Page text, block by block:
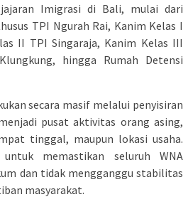
Imigrasi di Bali, mulai dari
TPI Ngurah Rai, Kanim Kelas I
II TPI Singaraja, Kanim Kelas III
hingga Rumah Detensi
secara masif melalui penyisiran
pusat aktivitas orang asing,
tinggal, maupun lokasi usaha.
memastikan seluruh WNA
dan tidak mengganggu stabilitas
masyarakat.